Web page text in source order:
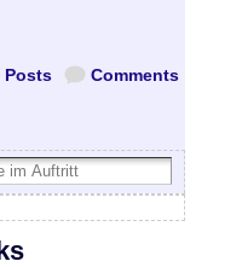
Comments
Posts